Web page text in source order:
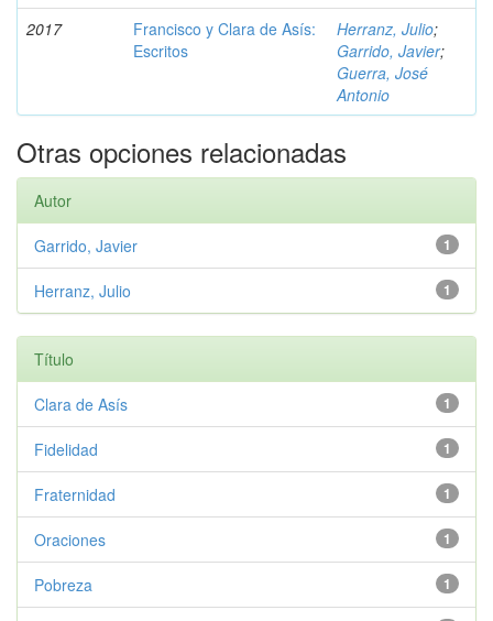
2017
Francisco y Clara de Asís:
Escritos
Herranz, Julio;
Garrido, Javier;
Guerra, José
Antonio
Otras opciones relacionadas
Autor
1
Garrido, Javier
1
Herranz, Julio
Título
1
Clara de Asís
1
Fidelidad
1
Fraternidad
1
Oraciones
1
Pobreza